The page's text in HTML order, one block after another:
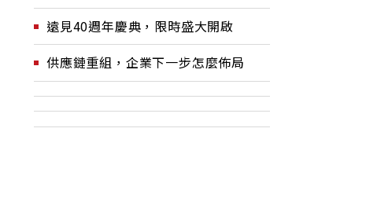
遠見40週年慶典，限時盛大開啟
供應鏈重組，企業下一步怎麼佈局